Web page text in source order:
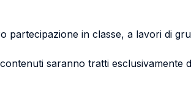
partecipazione in classe, a lavori di
saranno tratti esclusivamente